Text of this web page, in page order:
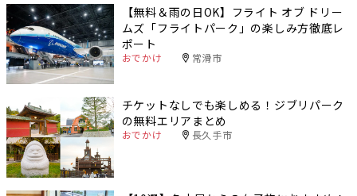
【無料＆雨の日OK】フライト オブ ドリー
ムズ「フライトパーク」の楽しみ方徹底レ
ポート
おでかけ 常滑市
チケットなしでも楽しめる！ジブリパーク
の無料エリアまとめ
おでかけ 長久手市